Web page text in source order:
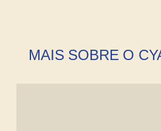
MAIS SOBRE O